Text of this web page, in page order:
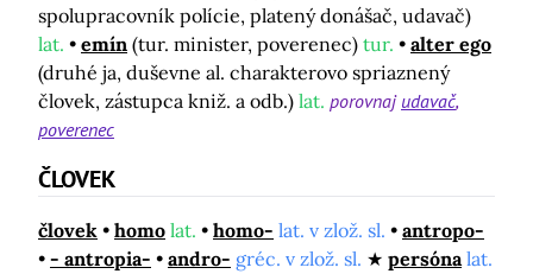
spolupracovník polície, platený donášač, udavač)
lat.
emín (tur. minister, poverenec) tur.
alter ego
(druhé ja, duševne al. charakterovo spriaznený
človek, zástupca kniž. a odb.) lat. porovnaj udavač
poverenec
ČLOVEK
človek homo lat. homo- lat. v zlož. sl.
antropo-
- antropia-
andro- gréc. v zlož. sl. persóna lat.